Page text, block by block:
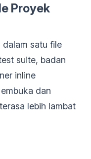
Proyek
dalam satu file
suite, badan
inline
dan
lebih lambat